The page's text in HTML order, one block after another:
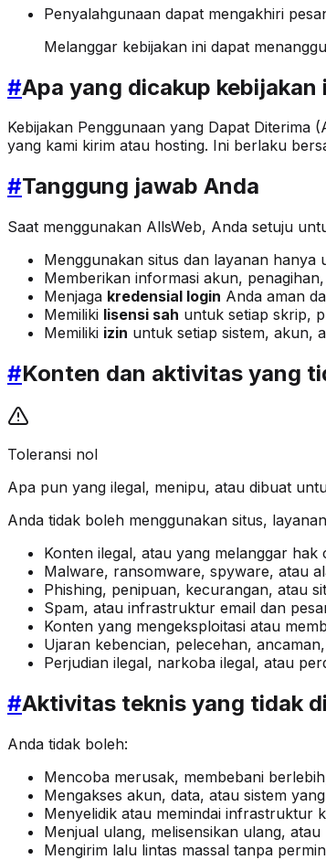
Penyalahgunaan dapat mengakhiri
Melanggar kebijakan ini dapat
#Apa yang dicakup kebijakan
Kebijakan Penggunaan yang Dapat
yang kami kirim atau hosting. Ini berlaku
#Tanggung jawab Anda
Saat menggunakan AllsWeb, Anda setuju
Menggunakan situs dan layanan hanya
Memberikan informasi akun,
Menjaga kredensial login Anda aman
Memiliki lisensi sah untuk setiap skrip,
Memiliki izin untuk setiap sistem, akun,
#Konten dan aktivitas yang
Toleransi nol
Apa pun yang ilegal, menipu, atau dibuat
Anda tidak boleh menggunakan situs,
Konten ilegal, atau yang melanggar
Malware, ransomware, spyware, atau
Phishing, penipuan, kecurangan, atau
Spam, atau infrastruktur email dan
Konten yang mengeksploitasi atau
Ujaran kebencian, pelecehan,
Perjudian ilegal, narkoba ilegal, atau
#Aktivitas teknis yang tidak
Anda tidak boleh:
Mencoba merusak, membebani
Mengakses akun, data, atau sistem
Menyelidik atau memindai infrastruktur
Menjual ulang, melisensikan ulang,
Mengirim lalu lintas massal tanpa